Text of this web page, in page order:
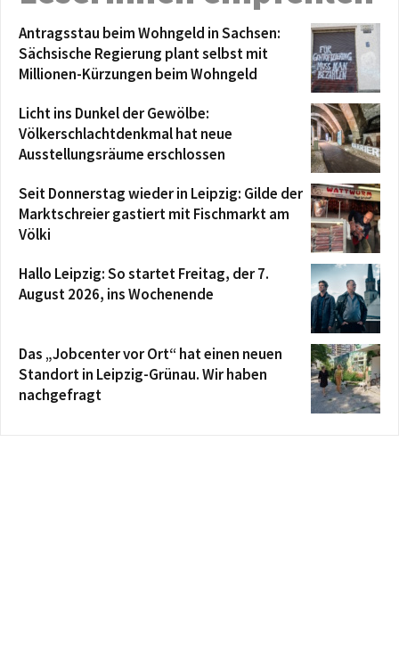
Antragsstau beim Wohngeld in Sachsen:
Sächsische Regierung plant selbst mit
Millionen-Kürzungen beim Wohngeld
Licht ins Dunkel der Gewölbe:
Völkerschlachtdenkmal hat neue
Ausstellungsräume erschlossen
Seit Donnerstag wieder in Leipzig: Gilde der
Marktschreier gastiert mit Fischmarkt am
Völki
Hallo Leipzig: So startet Freitag, der 7.
August 2026, ins Wochenende
Das „Jobcenter vor Ort“ hat einen neuen
Standort in Leipzig-Grünau. Wir haben
nachgefragt